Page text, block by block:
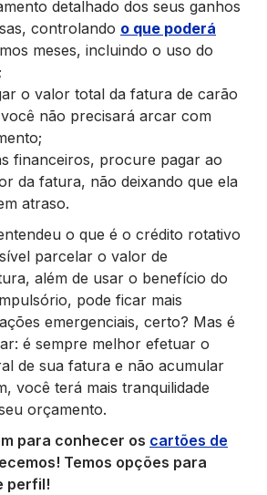
detalhado dos seus ganhos
controlando o que poderá
meses, incluindo o uso do
o valor total da fatura de carão
não precisará arcar com
financeiros, procure pagar ao
da fatura, não deixando que ela
atraso.
o que é o crédito rotativo
parcelar o valor de
além de usar o benefício do
pode ficar mais
emergenciais, certo? Mas é
é sempre melhor efetuar o
de sua fatura e não acumular
você terá mais tranquilidade
orçamento.
para conhecer os cartões de
Temos opções para
perfil!